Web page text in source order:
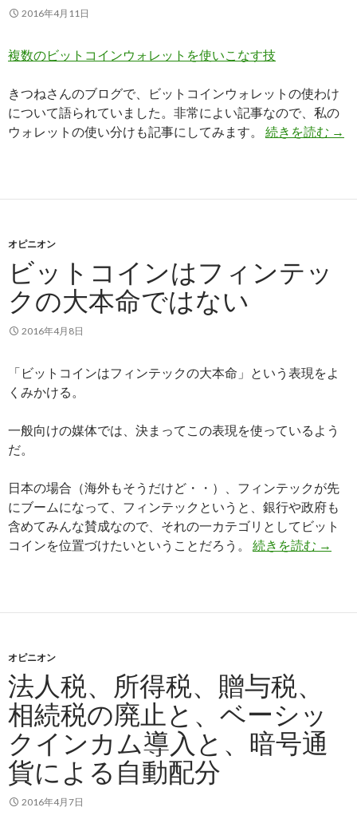
2016年4月11日
複数のビットコインウォレットを使いこなす技
きつねさんのブログで、ビットコインウォレットの使わけ
について語られていました。非常によい記事なので、私の
ウォレットの使い分けも記事にしてみます。 続きを読む ビ
→
オピニオン
ビットコインはフィンテッ
クの大本命ではない
2016年4月8日
「ビットコインはフィンテックの大本命」という表現をよ
くみかける。
一般向けの媒体では、決まってこの表現を使っているよう
だ。
日本の場合（海外もそうだけど・・）、フィンテックが先
にブームになって、フィンテックというと、銀行や政府も
含めてみんな賛成なので、それの一カテゴリとしてビット
コインを位置づけたいということだろう。 続きを読む ビッ
→
オピニオン
法人税、所得税、贈与税、
相続税の廃止と、ベーシッ
クインカム導入と、暗号通
貨による自動配分
2016年4月7日